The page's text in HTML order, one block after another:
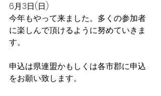
6月3日(日)
今年もやって来ました。多くの参加者
に楽しんで頂けるように努めていきま
す。
申込は県連盟かもしくは各市郡に申込
をお願い致します。